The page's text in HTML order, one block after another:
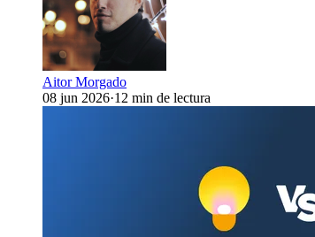
Aitor Morgado
08 jun 2026·12 min de lectura